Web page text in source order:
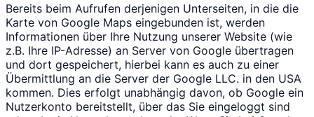
Bereits beim Aufrufen derjenigen Unterseiten, in die die
Karte von Google Maps eingebunden ist, werden
Informationen über Ihre Nutzung unserer Website (wie
z.B. Ihre IP-Adresse) an Server von Google übertragen
und dort gespeichert, hierbei kann es auch zu einer
Übermittlung an die Server der Google LLC. in den USA
kommen. Dies erfolgt unabhängig davon, ob Google ein
Nutzerkonto bereitstellt, über das Sie eingeloggt sind